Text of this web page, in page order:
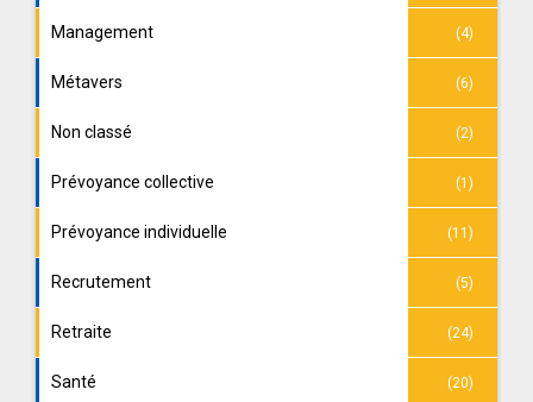
Management (4)
Métavers (6)
Non classé (2)
Prévoyance collective (1)
Prévoyance individuelle (11)
Recrutement (5)
Retraite (24)
Santé (20)